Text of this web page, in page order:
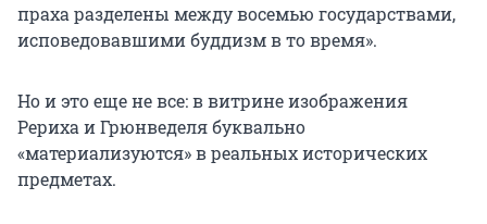
праха разделены между восемью государствами,
исповедовавшими буддизм в то время».
Но и это еще не все: в витрине изображения
Рериха и Грюнведеля буквально
«материализуются» в реальных исторических
предметах.